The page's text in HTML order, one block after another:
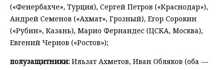
(«Фенербахче», Турция), Сергей Петров («Краснодар»),
Андрей Семенов («Ахмат», Грозный), Егор Сорокин
(«Рубин», Казань), Марио Фернандес (ЦСКА, Москва),
Евгений Чернов («Ростов»);
полузащитники: Ильзат Ахметов, Иван Обляков (оба —